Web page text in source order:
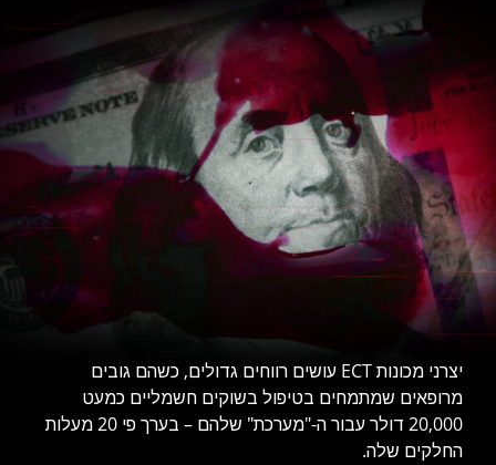
יצרני מכונות ECT עושים רווחים גדולים, כשהם גובים
מרופאים שמתמחים בטיפול בשוקים חשמליים כמעט
20,000 דולר עבור ה-"מערכת" שלהם – בערך פי 20 מעלות
החלקים שלה.